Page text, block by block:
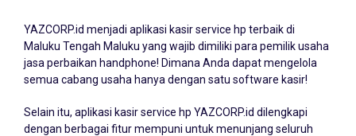
YAZCORP.id menjadi aplikasi kasir service hp terbaik di
Maluku Tengah Maluku yang wajib dimiliki para pemilik usaha
jasa perbaikan handphone! Dimana Anda dapat mengelola
semua cabang usaha hanya dengan satu software kasir!
Selain itu, aplikasi kasir service hp YAZCORP.id dilengkapi
dengan berbagai fitur mempuni untuk menunjang seluruh